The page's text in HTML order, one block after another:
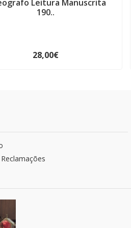
Leitura Manuscrita
190..
28,00€